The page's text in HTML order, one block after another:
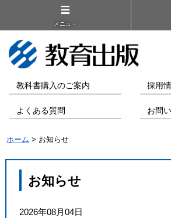
メニュ－
教科書購入のご案内 採用
よくある質問 お問
ホーム > お知らせ
お知らせ
2026年08月04日